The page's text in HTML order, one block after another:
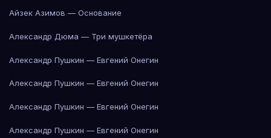
Айзек Азимов — Основание
Александр Дюма — Три мушкетёра
Александр Пушкин — Евгений Онегин
Александр Пушкин — Евгений Онегин
Александр Пушкин — Евгений Онегин
Александр Пушкин — Евгений Онегин